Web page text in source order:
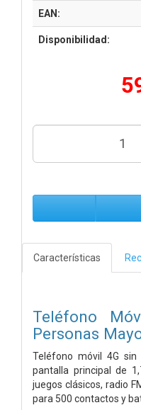
EAN:
Disponibilidad:
Características
Teléfono
Personas
Teléfono móvil 4G
pantalla principal de
juegos clásicos, radio
para 500 contactos y